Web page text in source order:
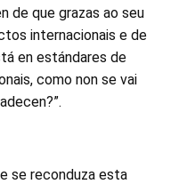
de que grazas ao seu
internacionais e de
en estándares de
como non se vai
se reconduza esta